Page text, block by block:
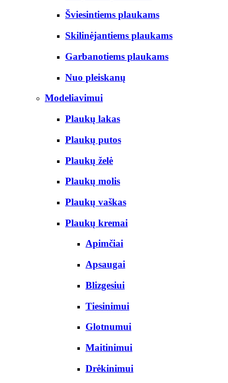
Šviesintiems plaukams
Skilinėjantiems plaukams
Garbanotiems plaukams
Nuo pleiskanų
Modeliavimui
Plaukų lakas
Plaukų putos
Plaukų želė
Plaukų molis
Plaukų vaškas
Plaukų kremai
Apimčiai
Apsaugai
Blizgesiui
Tiesinimui
Glotnumui
Maitinimui
Drėkinimui